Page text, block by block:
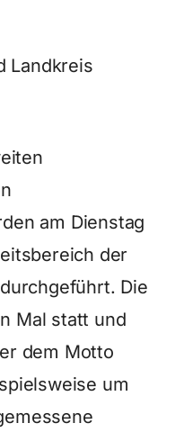
am Dienstag
der
Die
Mal statt und
dem Motto
um